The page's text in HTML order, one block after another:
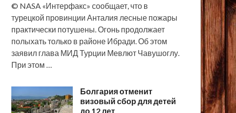
© NASA «Интерфакс» сообщает, что в
турецкой провинции Анталия лесные пожары
практически потушены. Огонь продолжает
полыхать только в районе Ибради. Об этом
заявил глава МИД Турции Мевлют Чавушоглу.
При этом …
Болгария отменит
визовый сбор для детей
до 12 лет